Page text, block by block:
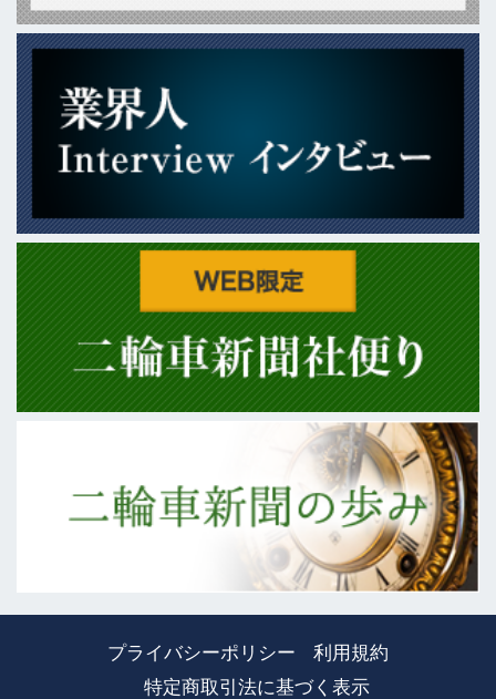
プライバシーポリシー
利用規約
特定商取引法に基づく表示